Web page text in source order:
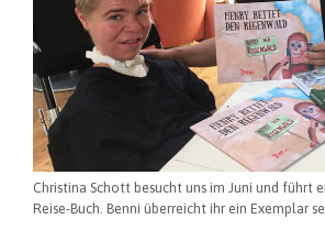
Christina Schott besucht uns im Juni und führt
Reise-Buch. Benni überreicht ihr ein Exemplar